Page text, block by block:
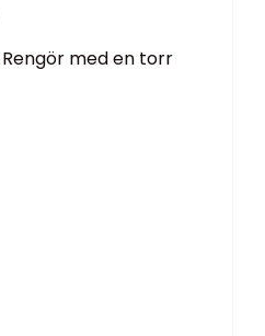
Rengör med en torr